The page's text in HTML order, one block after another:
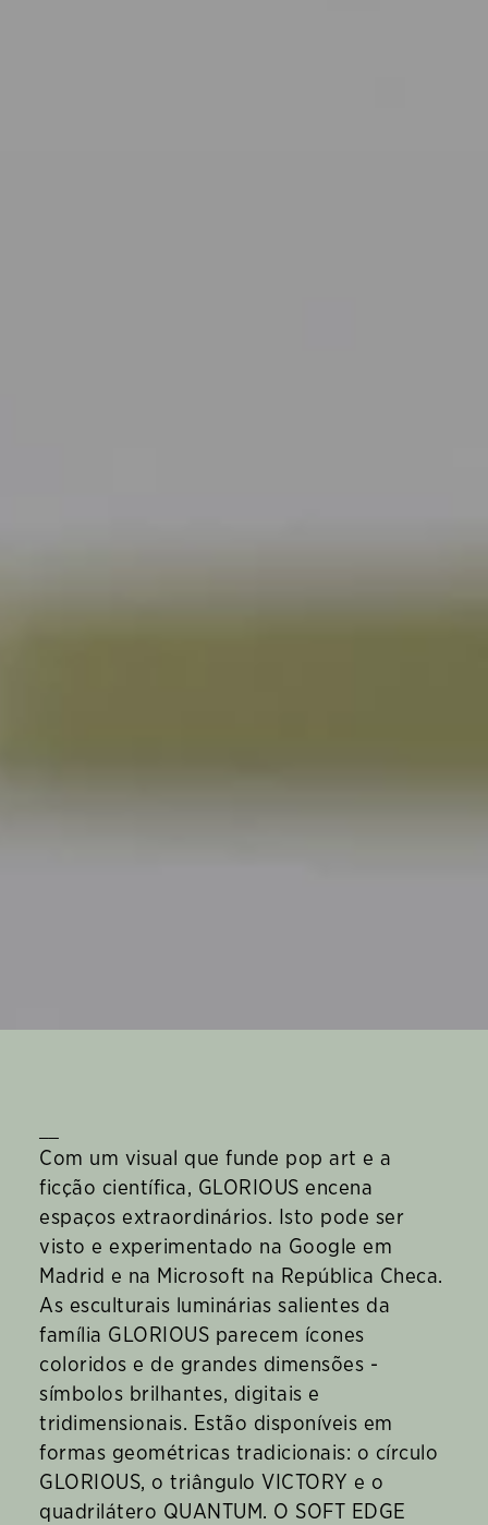
Com um visual que funde pop art e a
ficção científica, GLORIOUS encena
espaços extraordinários. Isto pode ser
visto e experimentado na Google em
Madrid e na Microsoft na República Checa.
As esculturais luminárias salientes da
família GLORIOUS parecem ícones
coloridos e de grandes dimensões -
símbolos brilhantes, digitais e
tridimensionais. Estão disponíveis em
formas geométricas tradicionais: o círculo
GLORIOUS, o triângulo VICTORY e o
quadrilátero QUANTUM. O SOFT EDGE